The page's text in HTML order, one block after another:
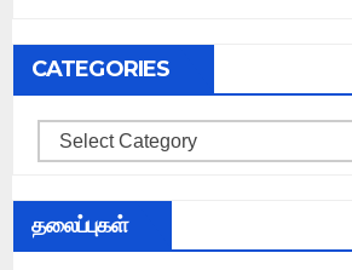
CATEGORIES
Categories
தலைப்புகள்